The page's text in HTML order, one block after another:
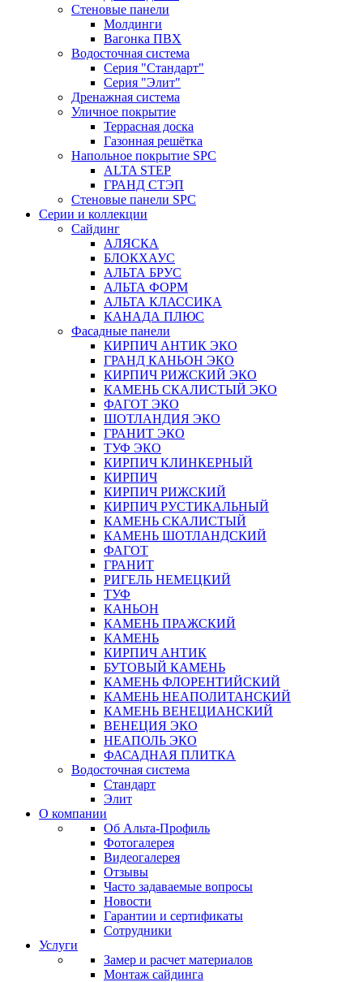
Стеновые панели
Молдинги
Вагонка ПВХ
Водосточная система
Серия "Стандарт"
Серия "Элит"
Дренажная система
Уличное покрытие
Террасная доска
Газонная решётка
Напольное покрытие SPC
ALTA STEP
ГРАНД СТЭП
Стеновые панели SPC
Серии и коллекции
Сайдинг
АЛЯСКА
БЛОКХАУС
АЛЬТА БРУС
АЛЬТА ФОРМ
АЛЬТА КЛАССИКА
КАНАДА ПЛЮС
Фасадные панели
КИРПИЧ АНТИК ЭКО
ГРАНД КАНЬОН ЭКО
КИРПИЧ РИЖСКИЙ ЭКО
КАМЕНЬ СКАЛИСТЫЙ ЭКО
ФАГОТ ЭКО
ШОТЛАНДИЯ ЭКО
ГРАНИТ ЭКО
ТУФ ЭКО
КИРПИЧ КЛИНКЕРНЫЙ
КИРПИЧ
КИРПИЧ РИЖСКИЙ
КИРПИЧ РУСТИКАЛЬНЫЙ
КАМЕНЬ СКАЛИСТЫЙ
КАМЕНЬ ШОТЛАНДСКИЙ
ФАГОТ
ГРАНИТ
РИГЕЛЬ НЕМЕЦКИЙ
ТУФ
КАНЬОН
КАМЕНЬ ПРАЖСКИЙ
КАМЕНЬ
КИРПИЧ АНТИК
БУТОВЫЙ КАМЕНЬ
КАМЕНЬ ФЛОРЕНТИЙСКИЙ
КАМЕНЬ НЕАПОЛИТАНСКИЙ
КАМЕНЬ ВЕНЕЦИАНСКИЙ
ВЕНЕЦИЯ ЭКО
НЕАПОЛЬ ЭКО
ФАСАДНАЯ ПЛИТКА
Водосточная система
Стандарт
Элит
О компании
Об Альта-Профиль
Фотогалерея
Видеогалерея
Отзывы
Часто задаваемые вопросы
Новости
Гарантии и сертификаты
Сотрудники
Услуги
Замер и расчет материалов
Монтаж сайдинга